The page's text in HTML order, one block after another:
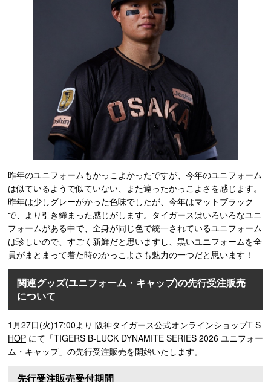
昨年のユニフォームもかっこよかったですが、今年のユニフォーム
は似ているようで似ていない、また違ったかっこよさを感じます。
昨年は少しグレーがかった色味でしたが、今年はマットブラック
で、より引き締まった感じがします。タイガースはいろいろなユニ
フォームがある中で、全身が同じ色で統一されているユニフォーム
は珍しいので、すごく新鮮だと思いますし、黒いユニフォームを全
員がまとまって着た時のかっこよさも魅力の一つだと思います！
関連グッズ(ユニフォーム・キャップ)の先行受注販売
について
1月27日(火)17:00より 阪神タイガース公式オンラインショップT-S
HOP にて「TIGERS B-LUCK DYNAMITE SERIES 2026 ユニフォー
ム・キャップ」の先行受注販売を開始いたします。
先行受注販売受付期間